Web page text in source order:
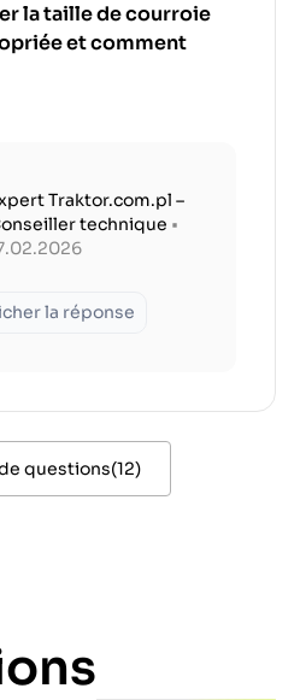
la taille de courroie
et comment
Traktor.com.pl –
technique •
la réponse
questions(12)